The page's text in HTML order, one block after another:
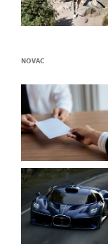
NOVAC